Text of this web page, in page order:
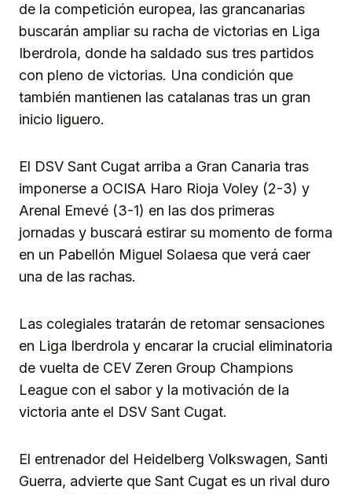
de la competición europea, las grancanarias
buscarán ampliar su racha de victorias en Liga
Iberdrola, donde ha saldado sus tres partidos
con pleno de victorias. Una condición que
también mantienen las catalanas tras un gran
inicio liguero.
El DSV Sant Cugat arriba a Gran Canaria tras
imponerse a OCISA Haro Rioja Voley (2-3) y
Arenal Emevé (3-1) en las dos primeras
jornadas y buscará estirar su momento de forma
en un Pabellón Miguel Solaesa que verá caer
una de las rachas.
Las colegiales tratarán de retomar sensaciones
en Liga Iberdrola y encarar la crucial eliminatoria
de vuelta de CEV Zeren Group Champions
League con el sabor y la motivación de la
victoria ante el DSV Sant Cugat.
El entrenador del Heidelberg Volkswagen, Santi
Guerra, advierte que Sant Cugat es un rival duro